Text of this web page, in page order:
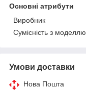
Основні атрибути
Виробник
Сумісність з моделлю
Умови доставки
Нова Пошта